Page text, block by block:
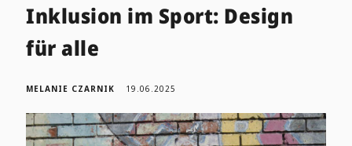
Inklusion im Sport: Design
für alle
MELANIE CZARNIK 19.06.2025